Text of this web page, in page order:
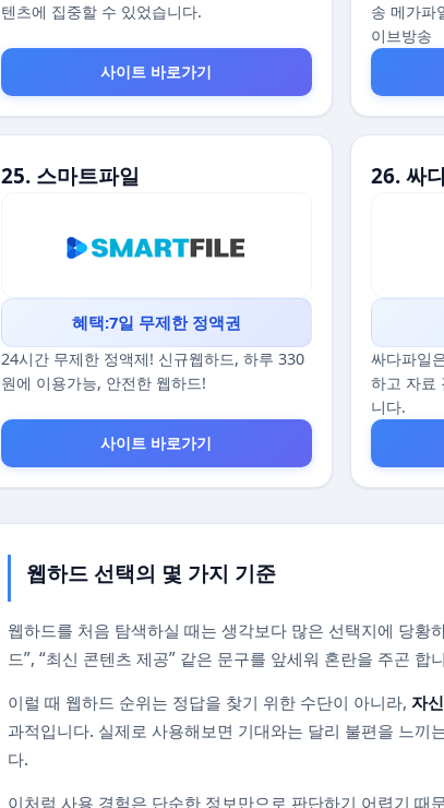
텐츠에 집중할 수 있었습니다.
사이트 바로가기
송 메가파
이브방송
25. 스마트파일
혜택:7일 무제한 정액권
24시간 무제한 정액제! 신규웹하드, 하루 330
원에 이용가능, 안전한 웹하드!
사이트 바로가기
26. 싸
싸다파일
하고 자료
니다.
웹하드 선택의 몇 가지 기준
웹하드를 처음 탐색하실 때는 생각보다 많은 선택지에 당황
드”, “최신 콘텐츠 제공” 같은 문구를 앞세워 혼란을 주곤
이럴 때 웹하드 순위는 정답을 찾기 위한 수단이 아니라, 자
과적입니다. 실제로 사용해보면 기대와는 달리 불편을 느끼
다.
이처럼 사용 경험은 단순한 정보만으로 판단하기 어렵기